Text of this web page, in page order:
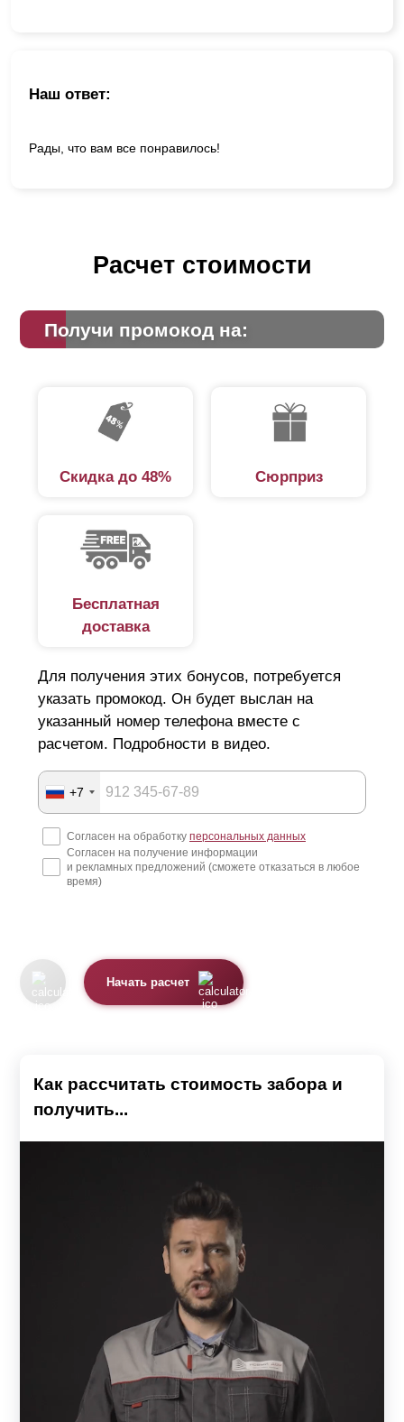
Наш ответ:
Рады, что вам все понравилось!
Расчет стоимости
Получи промокод на:
Скидка до 48% Сюрприз
Бесплатная
доставка
Для получения этих бонусов, потребуется
указать промокод. Он будет выслан на
указанный номер телефона вместе с
расчетом. Подробности в видео.
+7
Согласен на обработку персональных данных
Согласен на получение информации
и рекламных предложений (сможете отказаться в любое
время)
Начать расчет
Как рассчитать стоимость забора и
получить...